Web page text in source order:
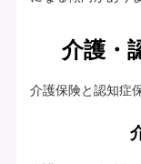
介護・
介護保険と認知症